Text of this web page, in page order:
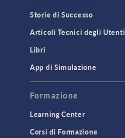
Storie di Successo
Articoli Tecnici degli Utenti
Libri
App di Simulazione
Formazione
Learning Center
Corsi di Formazione